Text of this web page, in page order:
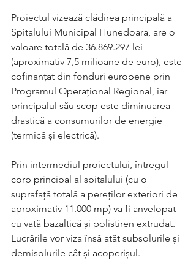
Proiectul vizează clădirea principală a
Spitalului Municipal Hunedoara, are o
valoare totală de 36.869.297 lei
(aproximativ 7,5 milioane de euro), este
cofinanţat din fonduri europene prin
Programul Operaţional Regional, iar
principalul său scop este diminuarea
drastică a consumurilor de energie
(termică şi electrică).
Prin intermediul proiectului, întregul
corp principal al spitalului (cu o
suprafaţă totală a pereţilor exteriori de
aproximativ 11.000 mp) va fi anvelopat
cu vată bazaltică şi polistiren extrudat.
Lucrările vor viza însă atât subsolurile şi
demisolurile cât şi acoperişul.